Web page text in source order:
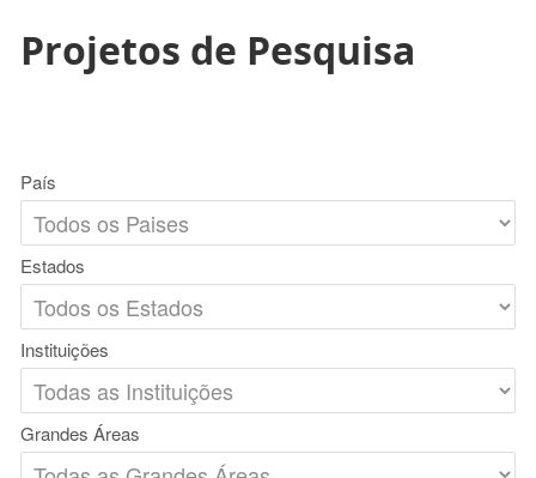
Projetos de Pesquisa
País
Estados
Instituições
Grandes Áreas